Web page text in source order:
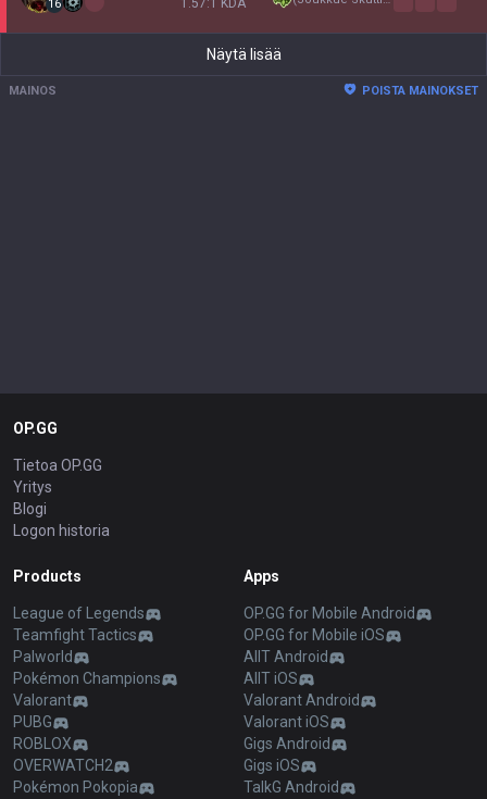
16 1.57:1 KDA
Näytä lisää
MAINOS POISTA MAINOKSET
OP.GG
Tietoa OP.GG
Yritys
Blogi
Logon historia
Products
League of Legends
Teamfight Tactics
Palworld
Pokémon Champions
Valorant
PUBG
ROBLOX
OVERWATCH2
Pokémon Pokopia
Apps
OP.GG for Mobile Android
OP.GG for Mobile iOS
AllT Android
AllT iOS
Valorant Android
Valorant iOS
Gigs Android
Gigs iOS
TalkG Android